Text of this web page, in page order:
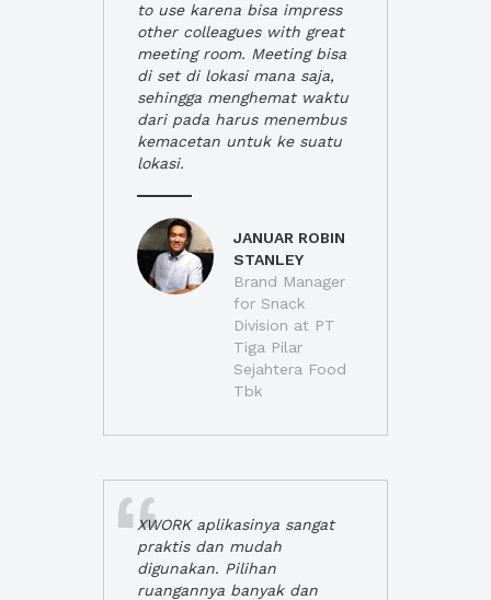
to use karena bisa impress
other colleagues with great
meeting room. Meeting bisa
di set di lokasi mana saja,
sehingga menghemat waktu
dari pada harus menembus
kemacetan untuk ke suatu
lokasi.
JANUAR ROBIN
STANLEY
Brand Manager
for Snack
Division at PT
Tiga Pilar
Sejahtera Food
Tbk
XWORK aplikasinya sangat
praktis dan mudah
digunakan. Pilihan
ruangannya banyak dan